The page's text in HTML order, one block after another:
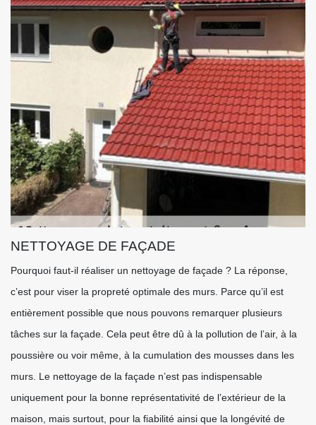
NETTOYAGE DE FAÇADE
Pourquoi faut-il réaliser un nettoyage de façade ? La réponse,
c’est pour viser la propreté optimale des murs. Parce qu’il est
entièrement possible que nous pouvons remarquer plusieurs
tâches sur la façade. Cela peut être dû à la pollution de l’air, à la
poussière ou voir même, à la cumulation des mousses dans les
murs. Le nettoyage de la façade n’est pas indispensable
uniquement pour la bonne représentativité de l’extérieur de la
maison, mais surtout, pour la fiabilité ainsi que la longévité de